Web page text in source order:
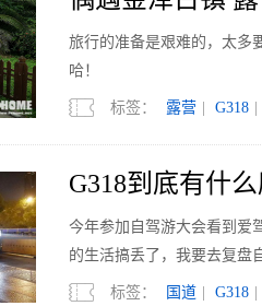
旅行的准备是艰难的，太多
哈！
标签： 露营 G318
G318到底有什
今年参加自驾游大会看到爱
的生活搞丢了，我要去复盘
标签： 国道 G318